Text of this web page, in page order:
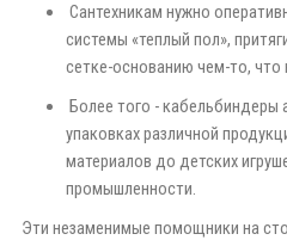
Сантехникам нужно
системы «теплый пол»,
сетке-основанию чем-то, что
Более того - кабельбиндеры
упаковках различной
материалов до детских
промышленности.
Эти незаменимые помощники на